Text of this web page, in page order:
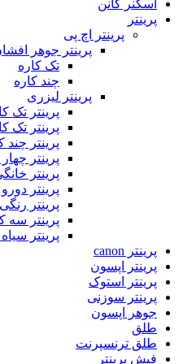
اسکنر کانن
پرینتر
پرینتر اچ پی
پرینتر جوهر
تک کاره
چند کاره
پرینتر لیزری
پرینتر تک
پرینتر تک
پرینتر چند
پرینتر
پرینتر
پرینتر
پرینتر رنگی
پرینتر سه
پرینتر
پرینتر canon
پرینتر اپسون
پرینتر استوک
پرینتر سوزنی
جوهر اپسون
طلق
طلق ترنسپرنت
فیش پرینتر